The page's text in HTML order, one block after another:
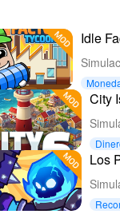
Idle
City
Los